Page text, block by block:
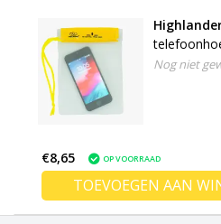
Nog niet
€8,65 OP VOORRAAD
TOEVOEGEN AAN